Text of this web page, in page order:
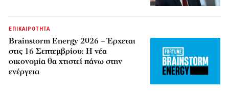
ΕΠΙΚΑΙΡΟΤΗΤΑ
Brainstorm Energy 2026 – Έρχεται
στις 16 Σεπτεμβρίου: Η νέα
οικονομία θα χτιστεί πάνω στην
ενέργεια